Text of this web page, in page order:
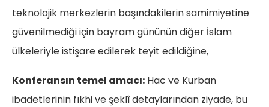
teknolojik merkezlerin başındakilerin samimiyetine
güvenilmediği için bayram gününün diğer İslam
ülkeleriyle istişare edilerek teyit edildiğine,
Konferansın temel amacı: Hac ve Kurban
ibadetlerinin fıkhi ve şeklî detaylarından ziyade, bu